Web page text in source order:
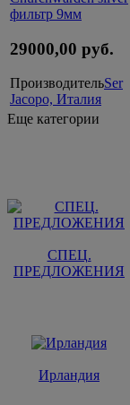
29000,00 руб.
ПроизводительSer
Jacopo, Италия
Еще категории
СПЕЦ.
ПРЕДЛОЖЕНИЯ
Ирландия